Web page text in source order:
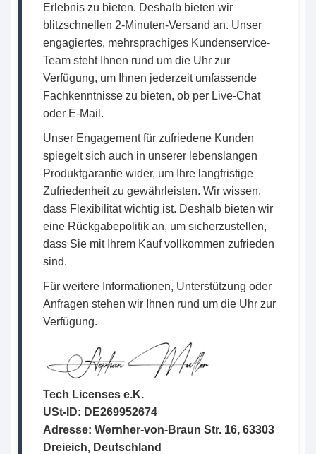
Erlebnis zu bieten. Deshalb bieten wir
blitzschnellen 2-Minuten-Versand an. Unser
engagiertes, mehrsprachiges Kundenservice-
Team steht Ihnen rund um die Uhr zur
Verfügung, um Ihnen jederzeit umfassende
Fachkenntnisse zu bieten, ob per Live-Chat
oder E-Mail.
Unser Engagement für zufriedene Kunden
spiegelt sich auch in unserer lebenslangen
Produktgarantie wider, um Ihre langfristige
Zufriedenheit zu gewährleisten. Wir wissen,
dass Flexibilität wichtig ist. Deshalb bieten wir
eine Rückgabepolitik an, um sicherzustellen,
dass Sie mit Ihrem Kauf vollkommen zufrieden
sind.
Für weitere Informationen, Unterstützung oder
Anfragen stehen wir Ihnen rund um die Uhr zur
Verfügung.
Tech Licenses e.K.
USt-ID: DE269952674
Adresse: Wernher-von-Braun Str. 16, 63303
Dreieich, Deutschland